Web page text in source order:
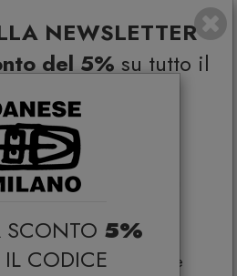
NEWSLETTER
del 5% su tutto il
e
su brand
con altre promo e non
Samsonite, BBB Italia,
Plust, Gervasoni,
Zafferano, VG, Slide
SCONTO 5%
IL CODICE